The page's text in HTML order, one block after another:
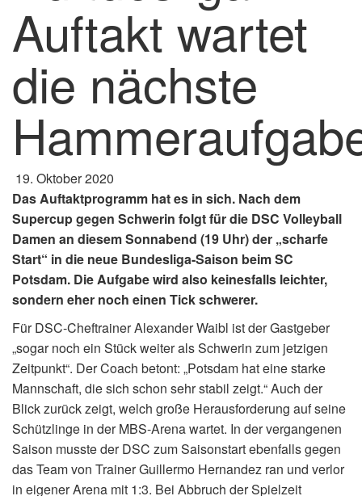
Auftakt wartet
die nächste
19. Oktober 2020
Das Auftaktprogramm hat es in sich. Nach dem
Supercup gegen Schwerin folgt für die DSC Volleyball
Damen an diesem Sonnabend (19 Uhr) der „scharfe
Start“ in die neue Bundesliga-Saison beim SC
Potsdam. Die Aufgabe wird also keinesfalls leichter,
sondern eher noch einen Tick schwerer.
Für DSC-Cheftrainer Alexander Waibl ist der Gastgeber
„sogar noch ein Stück weiter als Schwerin zum jetzigen
Zeitpunkt“. Der Coach betont: „Potsdam hat eine starke
Mannschaft, die sich schon sehr stabil zeigt.“ Auch der
Blick zurück zeigt, welch große Herausforderung auf seine
Schützlinge in der MBS-Arena wartet. In der vergangenen
Saison musste der DSC zum Saisonstart ebenfalls gegen
das Team von Trainer Guillermo Hernandez ran und verlor
in eigener Arena mit 1:3. Bei Abbruch der Spielzeit